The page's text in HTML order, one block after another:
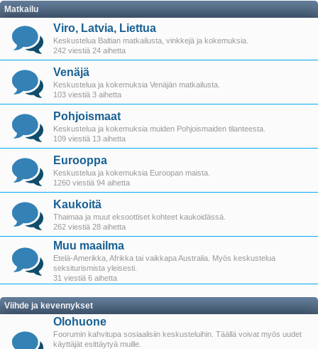
Matkailu
Viro, Latvia, Liettua
Keskustelua Baltian matkailusta, vinkkejä ja kokemuksia.
242 viestiä 24 aihetta
Venäjä
Keskustelua ja kokemuksia Venäjän matkailusta.
103 viestiä 3 aihetta
Pohjoismaat
Keskustelua ja kokemuksia muiden Pohjoismaiden tilanteesta.
109 viestiä 13 aihetta
Eurooppa
Keskustelua ja kokemuksia Euroopan maista.
1260 viestiä 94 aihetta
Kaukoitä
Thaimaa ja muut eksoottiset kohteet kaukoidässä.
262 viestiä 28 aihetta
Muu maailma
Etelä-Amerikka, Afrikka tai vaikkapa Australia. Myös keskustelua
seksiturismista yleisesti.
31 viestiä 6 aihetta
Viihde ja kevennykset
Olohuone
Foorumin kahvitupa sosiaalisiin keskusteluihin. Täällä voivat myös uudet
käyttäjät esittäytyä muille.